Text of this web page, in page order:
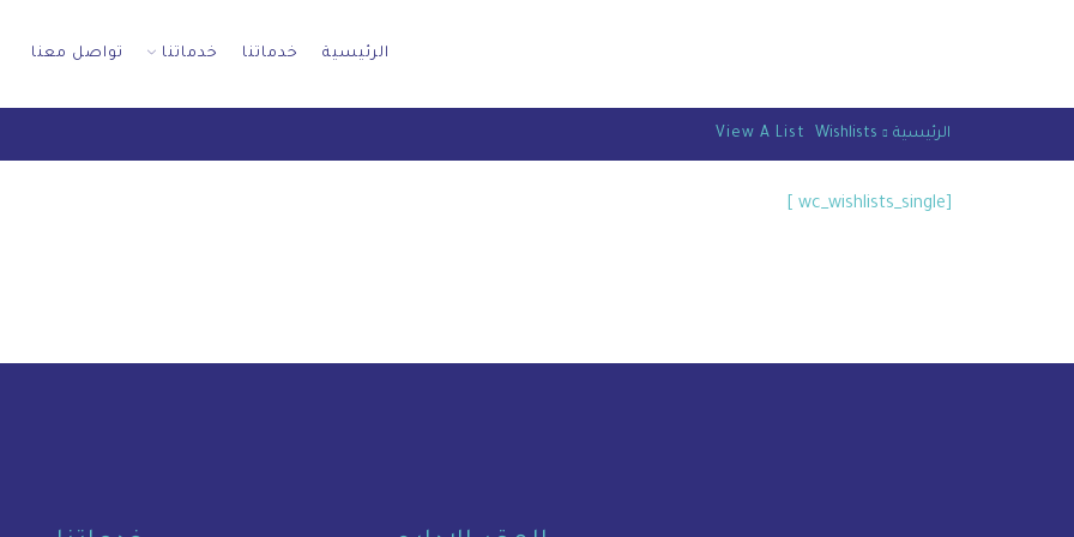
الرئيسية خدماتنا خدماتنا تواصل معنا
الرئيسية Wishlists
View A List
[wc_wishlists_single ]